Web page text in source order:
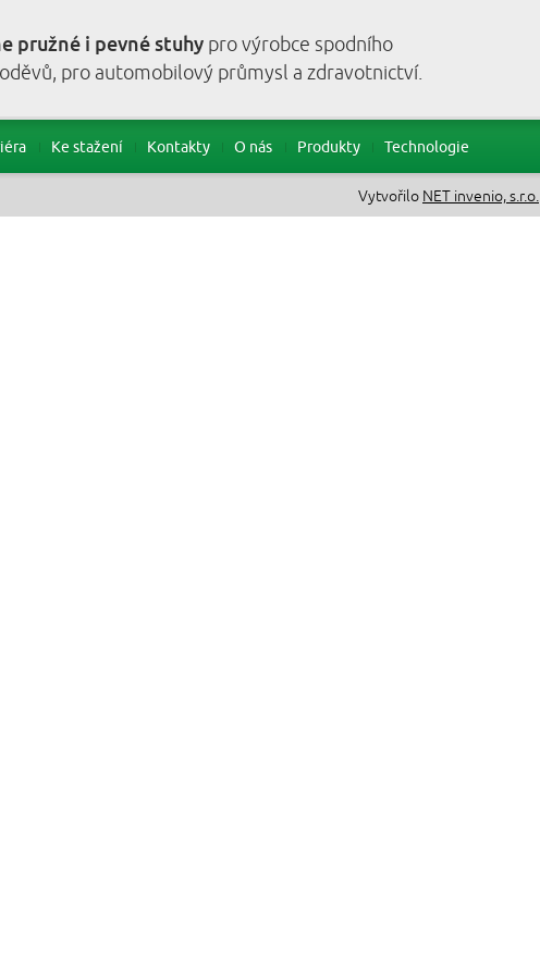
pružné i pevné stuhy pro výrobce spodního
pro automobilový průmysl a zdravotnictví.
Ke stažení Kontakty O nás Produkty Technologie
Vytvořilo NET invenio, s.r.o.